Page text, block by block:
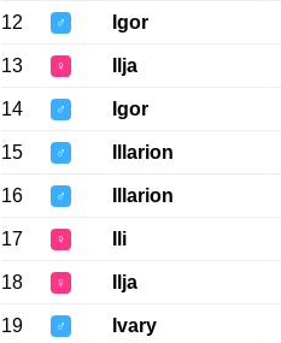
12 ♂ Igor
13 ♀ Ilja
14 ♂ Igor
15 ♂ Illarion
16 ♂ Illarion
17 ♀ Ili
18 ♀ Ilja
19 ♂ Ivary